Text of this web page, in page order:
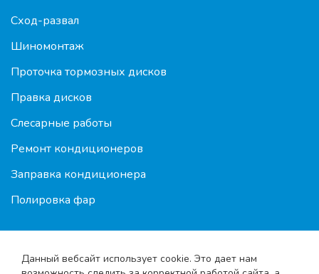
Данный вебсайт использует cookie. Это дает нам
Сход-развал
Шиномонтаж
Проточка тормозных дисков
Правка дисков
Слесарные работы
Ремонт кондиционеров
Заправка кондиционера
Полировка фар